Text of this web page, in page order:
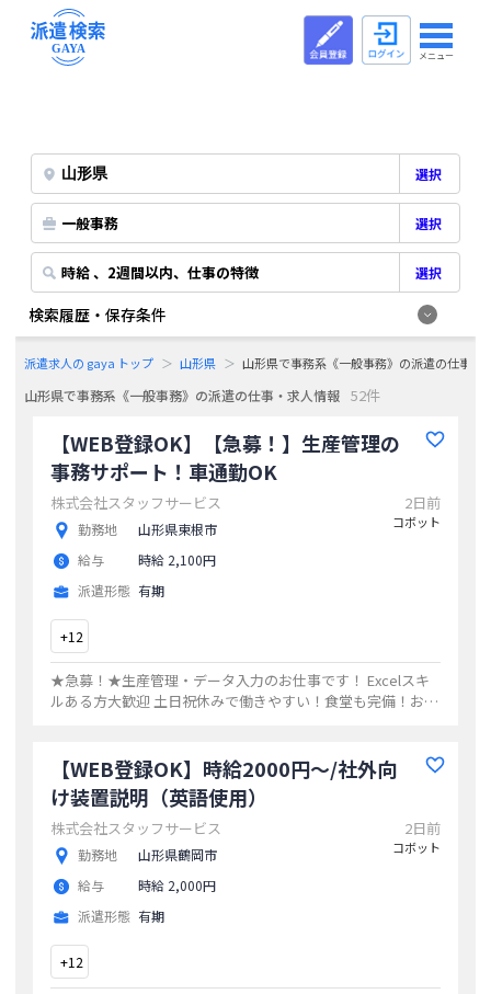
メニュー
選択
一般事務 選択
時給 、2週間以内、仕事の特徴 選択
検索履歴・保存条件
派遣求人の gaya トップ 山形県 山形県で事務系《一般事務》の派遣の仕事・
山形県で事務系《一般事務》の派遣の仕事・求人情報 52件
【WEB登録OK】【急募！】生産管理の
事務サポート！車通勤OK
株式会社スタッフサービス
勤務地
山形県東根市
給与
時給 2,100円
派遣形態 有期
2日前
コボット
+12
★急募！★生産管理・データ入力のお仕事です！ Excelスキ
ルある方大歓迎 土日祝休みで働きやすい！食堂も完備！お気
【WEB登録OK】時給2000円～/社外向
け装置説明（英語使用）
株式会社スタッフサービス
勤務地
山形県鶴岡市
給与
時給 2,000円
派遣形態 有期
2日前
コボット
+12